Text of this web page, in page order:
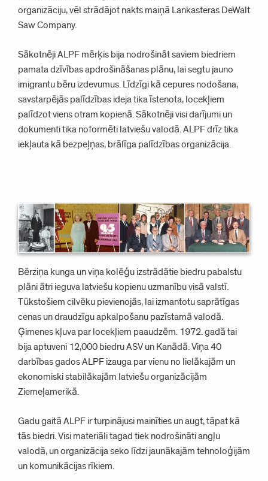
organizāciju, vēl strādājot nakts maiņā Lankasteras DeWalt
Saw Company.
Sākotnēji ALPF mērķis bija nodrošināt saviem biedriem
pamata dzīvības apdrošināšanas plānu, lai segtu jauno
imigrantu bēru izdevumus. Līdzīgi kā cepures nodošana,
savstarpējās palīdzības ideja tika īstenota, locekļiem
palīdzot viens otram kopienā. Sākotnēji visi darījumi un
dokumenti tika noformēti latviešu valodā. ALPF drīz tika
iekļauta kā bezpeļņas, brālīga palīdzības organizācija.
Bērziņa kunga un viņa kolēģu izstrādātie biedru pabalstu
plāni ātri ieguva latviešu kopienu uzmanību visā valstī.
Tūkstošiem cilvēku pievienojās, lai izmantotu saprātīgas
cenas un draudzīgu apkalpošanu pazīstamā valodā.
Ģimenes kļuva par locekļiem paaudzēm. 1972. gadā tai
bija aptuveni 12,000 biedru ASV un Kanādā. Viņa 40
darbības gados ALPF izauga par vienu no lielākajām un
ekonomiski stabilākajām latviešu organizācijām
Ziemeļamerikā.
Gadu gaitā ALPF ir turpinājusi mainīties un augt, tāpat kā
tās biedri. Visi materiāli tagad tiek nodrošināti angļu
valodā, un organizācija seko līdzi jaunākajām tehnoloģijām
un komunikācijas rīkiem.